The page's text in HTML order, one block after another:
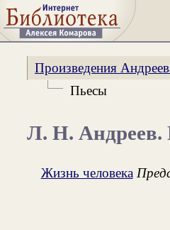
Произведения
Пьесы
Л. Н. Андреев.
Жизнь человека